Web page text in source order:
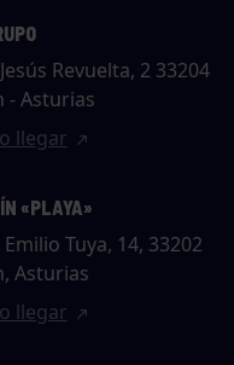
Revuelta, 2 33204
- Asturias
llegar
«PLAYA»
Emilio Tuya, 14, 33202
Asturias
llegar